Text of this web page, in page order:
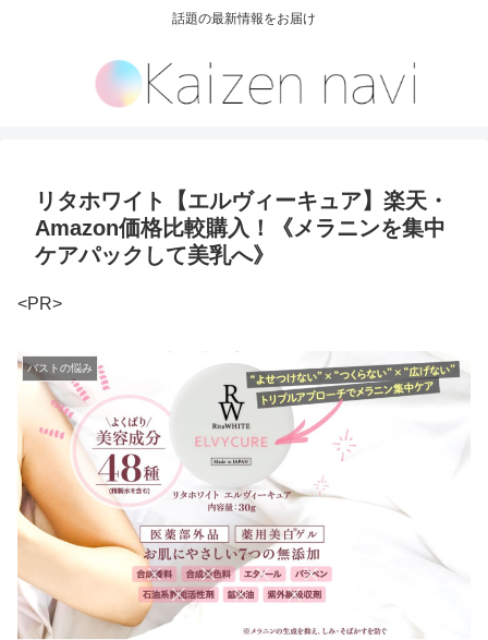
話題の最新情報をお届け
リタホワイト【エルヴィーキュア】楽天・
Amazon価格比較購入！《メラニンを集中
ケアパックして美乳へ》
<PR>
バストの悩み